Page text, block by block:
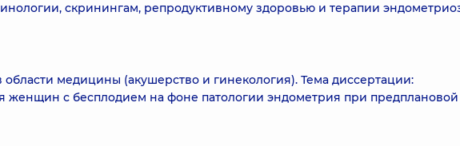
скринингам, репродуктивному здоровью и терапии
медицины (акушерство и гинекология). Тема диссертации:
женщин с бесплодием на фоне патологии эндометрия при предплановой